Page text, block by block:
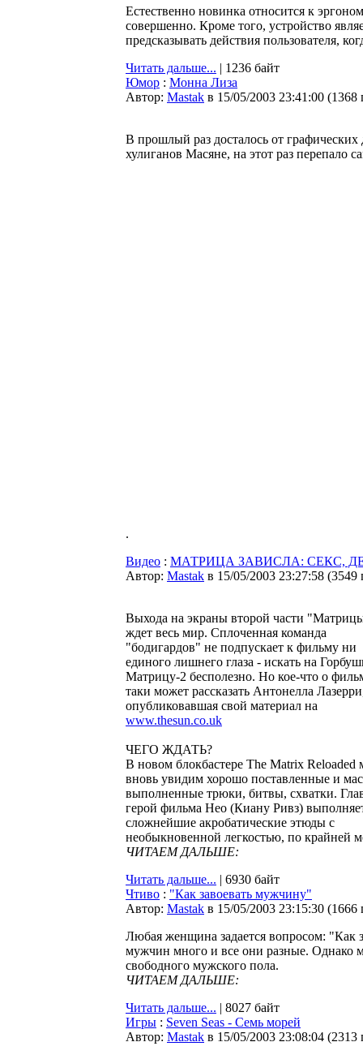
Естественно новинка относится к
совершенно. Кроме того, устройство
предсказывать действия пользователя,
Читать дальше... | 1236 байт
Юмор : Монна Лиза
Автор: Мastak в 15/05/2003 23:41:00 (1368
В прошлый раз досталось от графических
хулиганов Масяне, на этот раз перепало
.
Видео : МАТРИЦА ЗАВИСЛА: СЕКС,
Автор: Мastak в 15/05/2003 23:27:58 (3549
Выхода на экраны второй части
ждет весь мир. Сплоченная команда
"бодигардов" не подпускает к фильму ни
единого лишнего глаза - искать на
Матрицу-2 бесполезно. Но кое-что о
таки может рассказать Антонелла
опубликовавшая свой материал на
www.thesun.co.uk
ЧЕГО ЖДАТЬ?
В новом блокбастере The Matrix Reloaded
вновь увидим хорошо поставленные и
выполненные трюки, битвы, схватки.
герой фильма Нео (Киану Ривз)
сложнейшие акробатические этюды с
необыкновенной легкостью, по крайней
ЧИТАЕМ ДАЛЬШЕ:
Читать дальше... | 6930 байт
Чтиво : "Как завоевать мужчину"
Автор: Мastak в 15/05/2003 23:15:30 (1666
Любая женщина задается вопросом: "Как
мужчин много и все они разные. Однако
свободного мужского пола.
ЧИТАЕМ ДАЛЬШЕ:
Читать дальше... | 8027 байт
Игры : Seven Seas - Семь морей
Автор: Мastak в 15/05/2003 23:08:04 (2313